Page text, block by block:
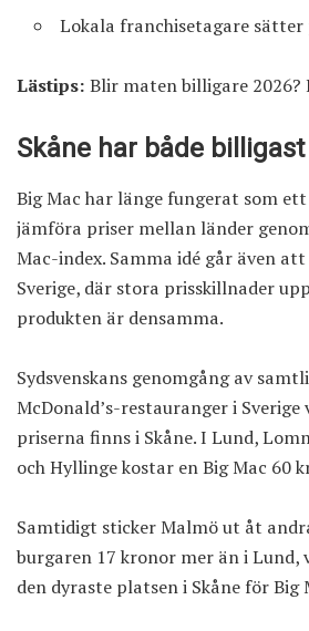
Lokala franchisetagare sätter
Lästips: Blir maten billigare 2026?
Skåne har både
Big Mac har länge fungerat som
jämföra priser mellan länder
Mac-index. Samma idé går även
Sverige, där stora prisskillnader
produkten är densamma.
Sydsvenskans genomgång av
McDonald’s-restauranger i
priserna finns i Skåne. I Lund,
och Hyllinge kostar en Big Mac 60
Samtidigt sticker Malmö ut åt
burgaren 17 kronor mer än i
den dyraste platsen i Skåne för Big